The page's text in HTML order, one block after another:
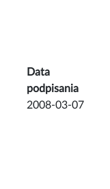
Data
podpisania
2008-03-07